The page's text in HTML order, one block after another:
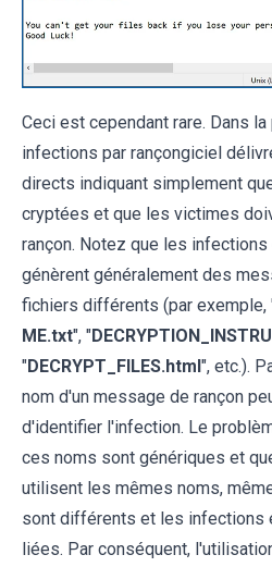
Ceci est cependant rare. Dans
infections par rançongiciel
directs indiquant simplement
cryptées et que les victimes
rançon. Notez que les
génèrent généralement des
fichiers différents (par exemple,
ME.txt", "
"DECRYPT_FILES.html", etc.).
nom d'un message de rançon
d'identifier l'infection. Le
ces noms sont génériques et
utilisent les mêmes noms,
sont différents et les infections
liées. Par conséquent,